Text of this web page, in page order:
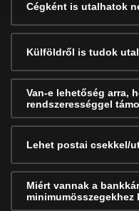
Cégként is utalhatok
Külföldről is tudok
Van-e lehetőség arra,
rendszerességgel
Lehet postai csekkel/
Miért vannak a
minimumösszegekhez